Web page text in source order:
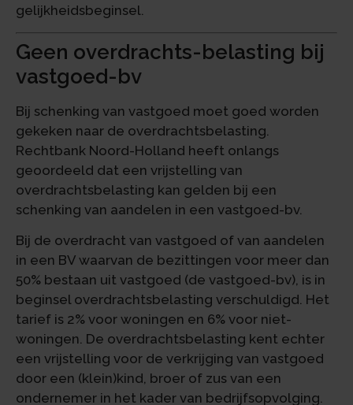
gelijkheidsbeginsel.
Geen overdrachts-belasting bij
vastgoed-bv
Bij schenking van vastgoed moet goed worden
gekeken naar de overdrachtsbelasting.
Rechtbank Noord-Holland heeft onlangs
geoordeeld dat een vrijstelling van
overdrachtsbelasting kan gelden bij een
schenking van aandelen in een vastgoed-bv.
Bij de overdracht van vastgoed of van aandelen
in een BV waarvan de bezittingen voor meer dan
50% bestaan uit vastgoed (de vastgoed-bv), is in
beginsel overdrachtsbelasting verschuldigd. Het
tarief is 2% voor woningen en 6% voor niet-
woningen. De overdrachtsbelasting kent echter
een vrijstelling voor de verkrijging van vastgoed
door een (klein)kind, broer of zus van een
ondernemer in het kader van bedrijfsopvolging.